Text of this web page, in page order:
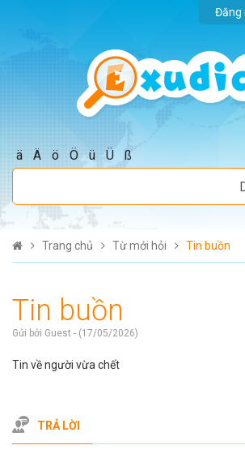
Đăng
ä Ä ö Ö ü Ü ß
Trang chủ Từ mới hỏi Tin buồn
Tin buồn
Gửi bởi Guest - (17/05/2026)
Tin về người vừa chết
TRẢ LỜI